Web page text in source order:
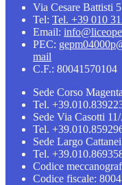
Via Cesare Battisti
Tel: Tel. +39 010
Email:
PEC:
mail
C.F.: 80041570104
Sede Corso
Tel.
Sede Via Casotti
Tel.
Sede Largo
Tel.
Codice
Codice fiscale: